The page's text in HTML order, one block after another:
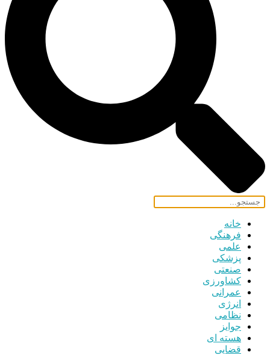
خانه
فرهنگی
علمی
پزشکی
صنعتی
کشاورزی
عمرانی
انرژی
نظامی
جوایز
هسته ای
قضایی